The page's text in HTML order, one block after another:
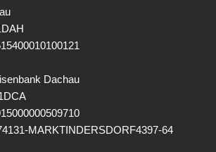
Dachau
MARKTINDERSDORF4397-64